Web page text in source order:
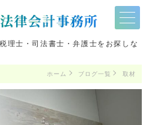
理士・司法書士・弁護士をお探しな
ホーム ブログ一覧 取材